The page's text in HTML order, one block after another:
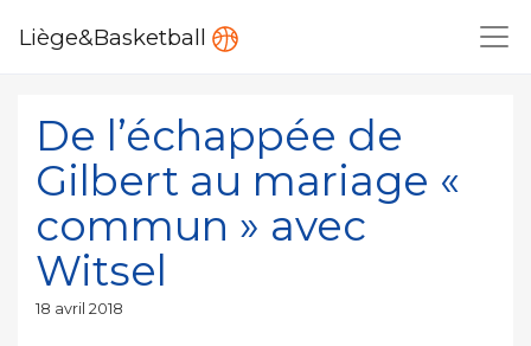
Liège&Basketball
De l’échappée de
Gilbert au mariage «
commun » avec
Witsel
Publié
18 avril 2018